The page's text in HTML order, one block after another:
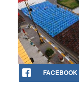
FACEBOOK